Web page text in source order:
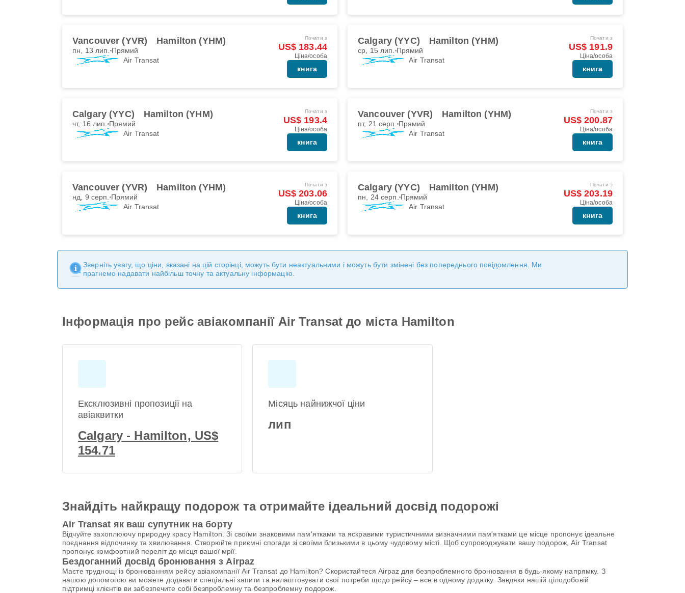
Vancouver (YVR) Hamilton (YHM)
пн, 13 лип. Прямий
Air Transat
Почати з
US$ 183.44
Ціна/особа
книга
Calgary (YYC) Hamilton (YHM)
ср, 15 лип. Прямий
Air Transat
Почати з
US$ 191.9
Ціна/особа
книга
Calgary (YYC) Hamilton (YHM)
чт, 16 лип. Прямий
Air Transat
Почати з
US$ 193.4
Ціна/особа
книга
Vancouver (YVR) Hamilton (YHM)
пт, 21 серп. Прямий
Air Transat
Почати з
US$ 200.87
Ціна/особа
книга
Vancouver (YVR) Hamilton (YHM)
нд, 9 серп. Прямий
Air Transat
Почати з
US$ 203.06
Ціна/особа
книга
Calgary (YYC) Hamilton (YHM)
пн, 24 серп. Прямий
Air Transat
Почати з
US$ 203.19
Ціна/особа
книга
Зверніть увагу, що ціни, вказані на цій сторінці, можуть бути неактуальними і можуть бути змінені без попереднього повідомлення. Ми
прагнемо надавати найбільш точну та актуальну інформацію.
Інформація про рейс авіакомпанії Air Transat до міста Hamilton
Ексклюзивні пропозиції на
авіаквитки
Calgary - Hamilton, US$
154.71
Місяць найнижчої ціни
лип
Знайдіть найкращу подорож та отримайте ідеальний досвід подорожі
Air Transat як ваш супутник на борту
Відчуйте захоплюючу природну красу Hamilton. Зі своїми знаковими пам'ятками та яскравими туристичними визначними пам'ятками це місце пропонує ідеальне
поєднання відпочинку та хвилювання. Створюйте приємні спогади зі своїми близькими в цьому чудовому місті. Щоб супроводжувати вашу подорож, Air Transat
пропонує комфортний переліт до місця вашої мрії.
Бездоганний досвід бронювання з Airpaz
Маєте труднощі із бронюванням рейсу авіакомпанії Air Transat до Hamilton? Скористайтеся Airpaz для безпроблемного бронювання в будь-якому напрямку. З
нашою допомогою ви можете додавати спеціальні запити та налаштовувати свої потреби щодо рейсу – все в одному додатку. Завдяки нашій цілодобовій
підтримці клієнтів ви забезпечите собі безпроблемну та безпроблемну подорож.